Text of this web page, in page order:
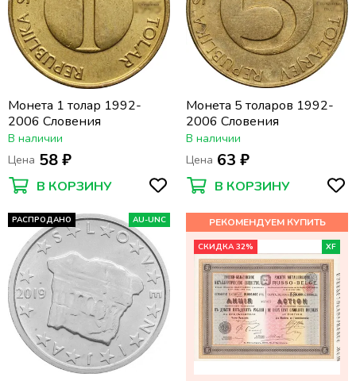
Монета 1 толар 1992-
2006 Словения
В наличии
Цена 58 ₽
В КОРЗИНУ
Монета 5 толаров 1992-
2006 Словения
В наличии
Цена 63 ₽
В КОРЗИНУ
РАСПРОДАНО AU-UNC
СКИДКА 32% XF